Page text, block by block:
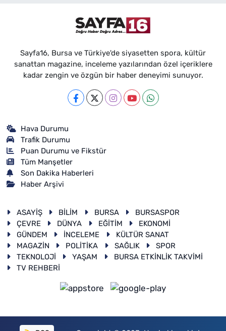
Sayfa16, Bursa ve Türkiye'de siyasetten spora, kültür
sanattan magazine, inceleme yazılarından özel içeriklere
kadar zengin ve özgün bir haber deneyimi sunuyor.
Hava Durumu
Trafik Durumu
Puan Durumu ve Fikstür
Tüm Manşetler
Son Dakika Haberleri
Haber Arşivi
ASAYİŞ BİLİM BURSA
BURSASPOR
ÇEVRE
DÜNYA EĞİTİM
EKONOMİ
GÜNDEM
İNCELEME
KÜLTÜR SANAT
MAGAZİN
POLİTİKA SAĞLIK
SPOR
TEKNOLOJİ
YAŞAM
BURSA ETKİNLİK TAKVİMİ
TV REHBERİ